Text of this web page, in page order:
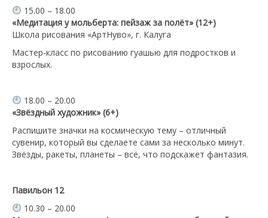
15.00 – 18.00
«Медитация у мольберта: пейзаж за полёт» (12+)
Школа рисования «АртНуво», г. Калуга
Мастер-класс по рисованию гуашью для подростков и
взрослых.
18.00 – 20.00
«Звёздный художник» (6+)
Распишите значки на космическую тему – отличный
сувенир, который вы сделаете сами за несколько минут.
Звёзды, ракеты, планеты – всё, что подскажет фантазия.
Павильон 12
10.30 – 20.00